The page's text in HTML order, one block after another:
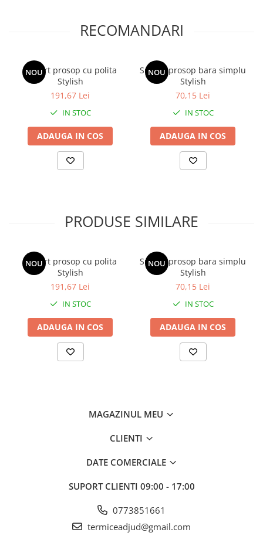
RECOMANDARI
NOU
Suport prosop cu polita
Stylish
191,67 Lei
IN STOC
ADAUGA IN COS
NOU
Suport prosop bara simplu
Stylish
70,15 Lei
IN STOC
ADAUGA IN COS
PRODUSE SIMILARE
NOU
Suport prosop cu polita
Stylish
191,67 Lei
IN STOC
ADAUGA IN COS
NOU
Suport prosop bara simplu
Stylish
70,15 Lei
IN STOC
ADAUGA IN COS
MAGAZINUL MEU
CLIENTI
DATE COMERCIALE
SUPORT CLIENTI 09:00 - 17:00
0773851661
termiceadjud@gmail.com